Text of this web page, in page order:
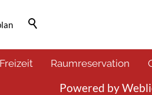
Powered by
Raumreservation